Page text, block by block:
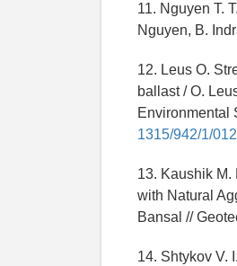
11. Nguyen T.
Nguyen, B.
12. Leus O.
ballast / O.
Environmental
1315/942/1/
13. Kaushik
with Natural
Bansal //
14. Shtykov V.